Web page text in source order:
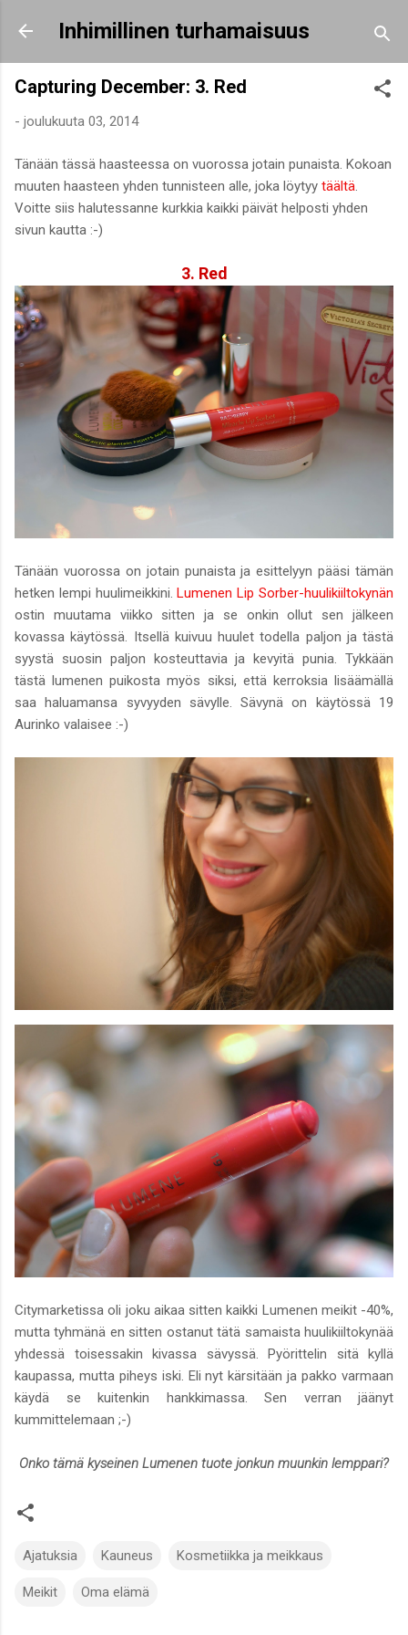
Siirry pääsisältöön
Inhimillinen turhamaisuus
Capturing December: 3. Red
- joulukuuta 03, 2014
Tänään tässä haasteessa on vuorossa jotain punaista. Kokoan
muuten haasteen yhden tunnisteen alle, joka löytyy täältä
Voitte siis halutessanne kurkkia kaikki päivät helposti yhden
sivun kautta :-)
3. Red
Tänään vuorossa on jotain punaista ja esittelyyn pääsi tämän
hetken lempi huulimeikkini.Lumenen Lip Sorber-huulikiiltokynän
ostin muutama viikko sitten ja se onkin ollut sen jälkeen
kovassa käytössä. Itsellä kuivuu huulet todella paljon ja tästä
syystä suosin paljon kosteuttavia ja kevyitä punia. Tykkään
tästä lumenen puikosta myös siksi, että kerroksia lisäämällä
saa haluamansa syvyyden sävylle. Sävynä on käytössä 19
Aurinko valaisee :-)
Citymarketissa oli joku aikaa sitten kaikki Lumenen meikit -40%,
mutta tyhmänä en sitten ostanut tätä samaista huulikiiltokynää
yhdessä toisessakin kivassa sävyssä. Pyörittelin sitä kyllä
kaupassa, mutta piheys iski. Eli nyt kärsitään ja pakko varmaan
käydä se kuitenkin hankkimassa. Sen verran jäänyt
kummittelemaan ;-)
Onko tämä kyseinen Lumenen tuote jonkun muunkin lemppari?
Ajatuksia Kauneus Kosmetiikka ja meikkaus
Meikit Oma elämä